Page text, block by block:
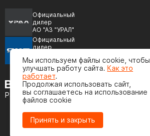
Официальный
дилер
АО "АЗ "УРАЛ"
Официальный
дилер
(ЯМЗ)
Разработка сайта
Мы используем файлы cookie, чтобы
улучшать работу сайта. Как это
работает.
Продолжая использовать сайт,
вы соглашаетесь на использование
файлов cookie
Принять и закрыть